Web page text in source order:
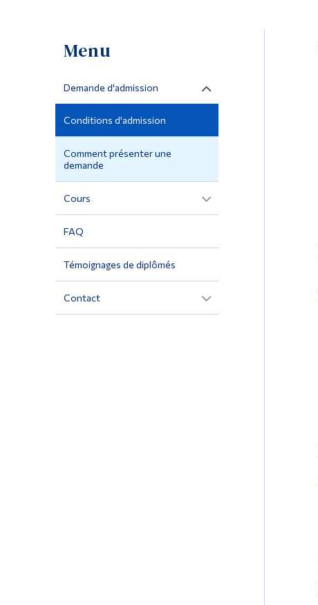
Menu
Demande d'admission
Conditions d'admission
Comment présenter une
demande
Cours
FAQ
Témoignages de diplômés
Contact